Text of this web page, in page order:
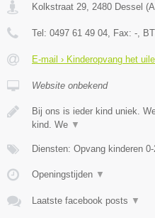
Kolkstraat 29 2480 Dessel (
Tel: 0497 61 49 04 , Fax: - ,
E-mail › Kinderopvang het
Website onbekend
Bij ons is ieder kind uniek.
kind. We ▼
Diensten: Opvang kinderen 0-
Openingstijden ▼
Laatste facebook posts ▼